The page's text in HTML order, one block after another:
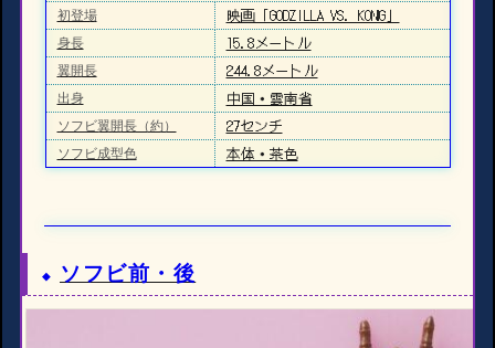
初登場 映画「GODZILLA VS. KONG」
身長 15.8メートル
翼開長 244.8メートル
出身 中国・雲南省
ソフビ翼開長（約） 27センチ
ソフビ成型色 本体・茶色
ソフビ前・後